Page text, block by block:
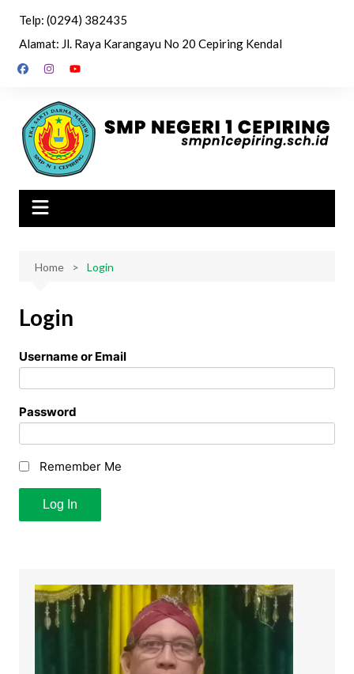
content
Telp: (0294) 382435
Alamat: Jl. Raya Karangayu No 20 Cepiring Kendal
Home Login
Login
Username or Email
Password
Remember Me